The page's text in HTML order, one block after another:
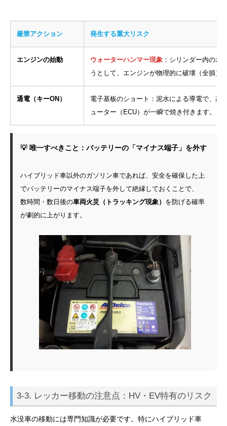
厳禁アクション 発生する重大リスク
エンジンの始動 ウォーターハンマー現象 ：シリンダー内の水
うとして、エンジンが物理的に破壊（全損）
通電（キーON）
電子基板のショート：泥水による導電で、高
ューター（ECU）が一瞬で焼き付きます。
💡 唯一すべきこと：バッテリーの「マイナス端子」を外す
ハイブリッド車以外のガソリン車であれば、安全を確保した上
でバッテリーのマイナス端子を外して絶縁しておくことで、
数時間・数日後の車両火災（トラッキング現象） を防げる確率
が劇的に上がります。
3-3. レッカー移動の注意点：HV・EV特有のリスク
水没車の移動には専門知識が必要です。特にハイブリッド車